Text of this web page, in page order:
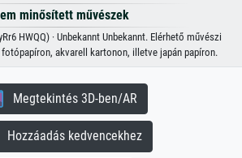
minősített művészek
HWQQ) · Unbekannt Unbekannt. Elérhető művészi
akvarell kartonon, illetve japán papíron.
Megtekintés 3D-ben/AR
Hozzáadás kedvencekhez